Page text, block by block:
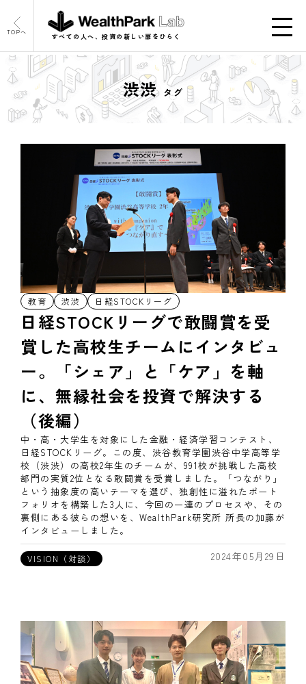
TOPへ
すべての人へ、投資の新しい扉をひらく
渋渋 タグ
教育 渋渋 日経STOCKリーグ
日経STOCKリーグで敢闘賞を受
賞した高校生チームにインタビュ
ー。「シェア」と「ケア」を軸
に、無縁社会を投資で解決する
（後編）
中・高・大学生を対象にした金融・経済学習コンテスト、
日経STOCKリーグ。この度、渋谷教育学園渋谷中学高等学
校（渋渋）の高校2年生のチームが、991校が挑戦した高校
部門の実質2位となる敢闘賞を受賞しました。「つながり」
という抽象度の高いテーマを選び、独創性に溢れたポート
フォリオを構築した3人に、今回の一連のプロセスや、その
裏側にある彼らの想いを、WealthPark研究所 所長の加藤が
インタビューしました。
VISION（対談） 2024年05月29日